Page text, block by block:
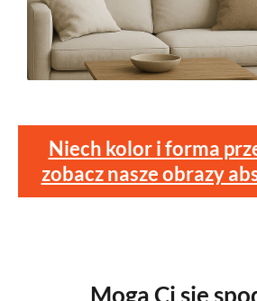
Niech kolor i forma
zobacz nasze obrazy
Mogą Ci się